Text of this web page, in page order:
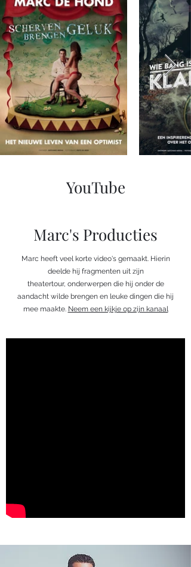
YouTube
Marc's Producties
Marc heeft veel korte video's gemaakt. Hierin
deelde hij fragmenten uit zijn
theatertour, onderwerpen die hij onder de
aandacht wilde brengen en leuke dingen die hij
mee maakte. Neem een kijkje op zijn kanaal